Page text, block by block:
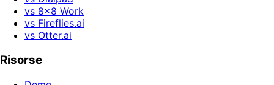
vs 8x8 Work
vs Fireflies.ai
vs Otter.ai
Risorse